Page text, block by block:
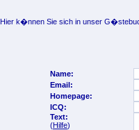
Hier k�nnen Sie sich in unser
Name:
Email:
Homepage:
ICQ:
Text:
(Hilfe)